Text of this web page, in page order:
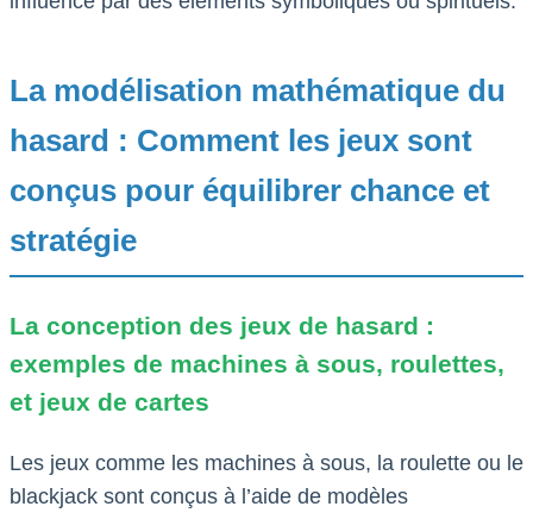
La modélisation mathématique du
hasard : Comment les jeux sont
conçus pour équilibrer chance et
stratégie
La conception des jeux de hasard :
exemples de machines à sous, roulettes,
et jeux de cartes
Les jeux comme les machines à sous, la roulette ou le
blackjack sont conçus à l’aide de modèles